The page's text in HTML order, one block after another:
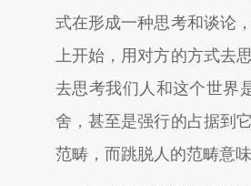
式在形成一种思考和谈论
上开始，用对方的方式去
去思考我们人和这个世界
舍，甚至是强行的占据到
范畴，而跳脱人的范畴意